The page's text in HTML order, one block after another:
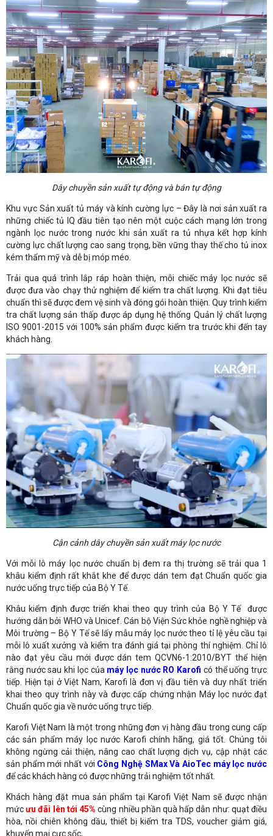
Dây chuyền sản xuất tự động và bán tự động
Khu vực Sản xuất tủ máy và kính cường lực – Đây là nơi sản xuất ra
những chiếc tủ IQ đầu tiên tạo nên một cuộc cách mạng lớn trong
ngành lọc nước trong nước khi sản xuất ra tủ nhựa kết hợp kính
cường lực chất lượng cao sang trọng, bền vững thay thế cho tủ inox
kém thẩm mỹ và dễ bị móp méo.
Trải qua quá trình lắp ráp hoàn thiện, mỗi chiếc máy lọc nước sẽ
được đưa vào chạy thử nghiệm để kiểm tra chất lượng. Khi đạt tiêu
chuẩn thì sẽ được đem vệ sinh và đóng gói hoàn thiện. Quy trình kiểm
tra chất lượng sản thấp được áp dụng hệ thống Quản lý chất lượng
ISO 9001-2015 với 100% sản phẩm được kiểm tra trước khi đến tay
khách hàng.
Cận cảnh dây chuyền sản xuất máy lọc nước
Với mỗi lô máy lọc nước chuẩn bị đem ra thị trường sẽ trải qua 1
khâu kiểm định rất khắt khe để được dán tem đạt Chuẩn quốc gia
nước uống trực tiếp của Bộ Y Tế.
Khâu kiểm định được triển khai theo quy trình của Bộ Y Tế được
hướng dẫn bởi WHO và Unicef. Cán bộ Viện Sức khỏe nghề nghiệp và
Môi trường – Bộ Y Tế sẽ lấy mẫu máy lọc nước theo tỉ lệ yêu cầu tại
mỗi lô xuất xưởng và kiểm tra đánh giá tại phòng thí nghiệm. Chỉ lô
nào đạt yêu cầu mới được dán tem QCVN6-1:2010/BYT thể hiện
rằng nước sau khi lọc của máy lọc nước RO Karofi có thể uống trực
tiếp. Hiện tại ở Việt Nam, Karofi là đơn vị đầu tiên và duy nhất triển
khai theo quy trình này và được cấp chứng nhận Máy lọc nước đạt
Chuẩn quốc gia về nước uống trực tiếp.
Karofi Việt Nam là một trong những đơn vị hàng đầu trong cung cấp
các sản phẩm máy lọc nước Karofi chính hãng, giá tốt. Chúng tôi
không ngừng cải thiện, nâng cao chất lượng dịch vụ, cập nhật các
sản phẩm mới nhất với Công Nghệ SMax Và AioTec máy lọc nước
để các khách hàng có được những trải nghiệm tốt nhất.
Khách hàng đặt mua sản phẩm tại Karofi Việt Nam sẽ được nhận
mứcưu đãi lên tới 45% cùng nhiều phần quà hấp dẫn như: quạt điều
hòa, nồi chiên không dầu, thiết bị kiểm tra TDS, voucher giảm giá,
khuyến mại cực sốc,...